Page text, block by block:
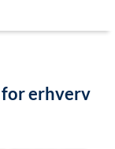
erhverv